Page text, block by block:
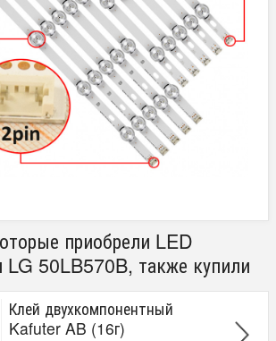
приобрели LED
LG 50LB570B, также купили
Клей двухкомпонентный
Kafuter AB (16г)